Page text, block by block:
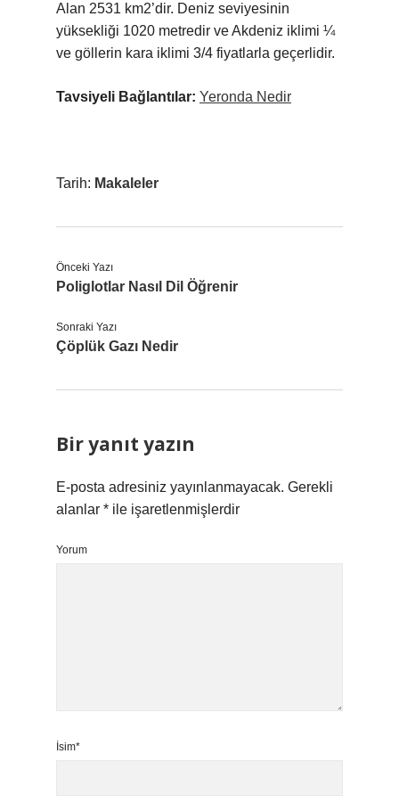
Alan 2531 km2’dir. Deniz seviyesinin
yüksekliği 1020 metredir ve Akdeniz iklimi ¼
ve göllerin kara iklimi 3/4 fiyatlarla geçerlidir.
Tavsiyeli Bağlantılar: Yeronda Nedir
Tarih: Makaleler
Önceki Yazı
Poliglotlar Nasıl Dil Öğrenir
Sonraki Yazı
Çöplük Gazı Nedir
Bir yanıt yazın
E-posta adresiniz yayınlanmayacak. Gerekli
alanlar * ile işaretlenmişlerdir
Yorum
İsim*